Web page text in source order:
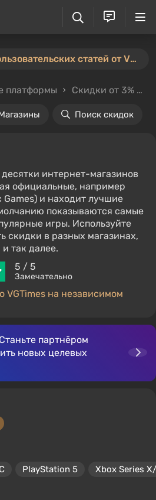
⚡️ Новый конкурс пользовательских статей от VGTimes — участвуйте тут ⚡️
платформы Скидки от 3%
Поиск скидок
интернет-магазинов
официальные, например
Games) и находит лучшие
показываются самые
игры. Используйте
скидки в разных магазинах,
так далее.
5 / 5
Замечательно
VGTimes на независимом
Станьте партнёром
новых целевых
PlayStation 5 Xbox Series